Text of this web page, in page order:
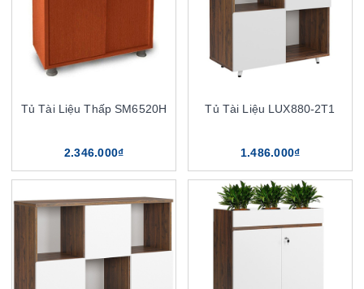
Tủ Tài Liệu Thấp SM6520H
2.346.000₫
Tủ Tài Liệu LUX880-2T1
1.486.000₫